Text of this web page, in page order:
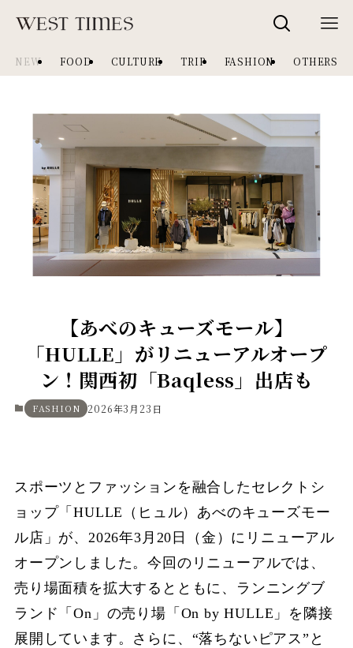
NEW FOOD CULTURE TRIP FASHION OTHERS
【あべのキューズモール】
「HULLE」がリニューアルオープ
ン！関西初「Baqless」出店も
FASHION 2026年3月23日
スポーツとファッションを融合したセレクトシ
ョップ「HULLE（ヒュル）あべのキューズモー
ル店」が、2026年3月20日（金）にリニューアル
オープンしました。今回のリニューアルでは、
売り場面積を拡大するとともに、ランニングブ
ランド「On」の売り場「On by HULLE」を隣接
展開しています。さらに、“落ちないピアス”と